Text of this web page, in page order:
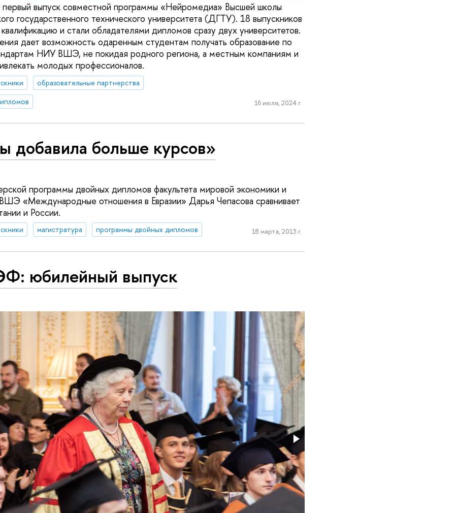
выпуск совместной программы «Нейромедиа» Высшей школы
государственного технического университета (ДГТУ). 18 выпускников
и стали обладателями дипломов сразу двух университетов.
дает возможность одаренным студентам получать образование по
НИУ ВШЭ, не покидая родного региона, а местным компаниям и
молодых профессионалов.
образовательные партнерства
16 июля, 2024 г.
добавила больше курсов»
программы двойных дипломов факультета мировой экономики и
«Международные отношения в Евразии» Дарья Чепасова сравнивает
и России.
магистратура программы двойных дипломов 18 марта, 2013 г.
юбилейный выпуск